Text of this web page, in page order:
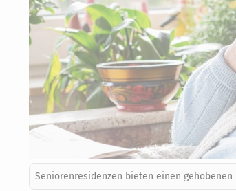
Seniorenresidenzen bieten einen gehobenen